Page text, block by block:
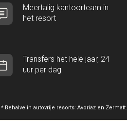
Meertalig kantoorteam in
het resort
Transfers het hele jaar, 24
uur per dag
* Behalve in autovrije resorts: Avoriaz en Zermatt.